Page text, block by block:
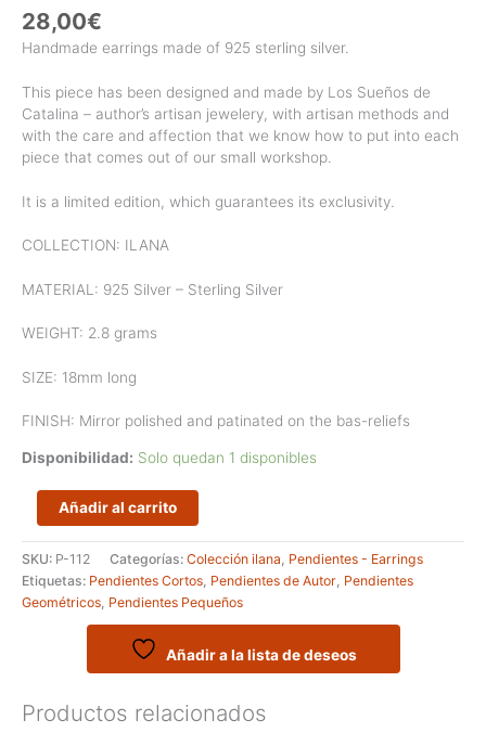
28,00€
Handmade earrings made of 925 sterling silver.
This piece has been designed and made by Los Sueños de
Catalina – author’s artisan jewelery, with artisan methods and
with the care and affection that we know how to put into each
piece that comes out of our small workshop.
It is a limited edition, which guarantees its exclusivity.
COLLECTION: ILANA
MATERIAL: 925 Silver – Sterling Silver
WEIGHT: 2.8 grams
SIZE: 18mm long
FINISH: Mirror polished and patinated on the bas-reliefs
Disponibilidad: Solo quedan 1 disponibles
Pendientes
pequeños
geométricos
de
formas
irregulares
Añadir al carrito
SKU: P-112 Categorías: Colección ilana, Pendientes - Earrings
Etiquetas: Pendientes Cortos, Pendientes de Autor, Pendientes
Geométricos, Pendientes Pequeños
Añadir a la lista de deseos
Productos relacionados